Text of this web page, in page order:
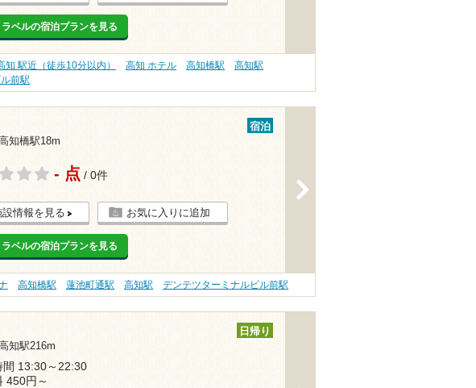
ベルの宿泊プランを見る
知 駅近（徒歩10分以内） 高知 ホテル 高知橋駅
高知駅
前駅
知橋駅18m
宿泊
- 点 / 0件
設情報を見る お気に入りに追加
ベルの宿泊プランを見る
高知橋駅 蓮池町通駅 高知駅 デンテツターミナルビル前駅
知駅216m
日帰り
間 13:30～22:30
450円～